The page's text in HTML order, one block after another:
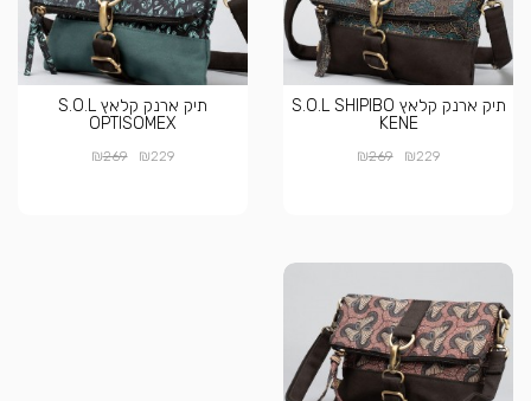
תיק ארנק קלאץ S.O.L SHIPIBO
KENE
₪229
₪269
תיק ארנק קלאץ S.O.L
OPTISOMEX
₪229
₪269